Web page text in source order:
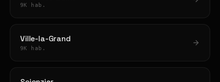
9K hab.
Ville-la-Grand
9K hab.